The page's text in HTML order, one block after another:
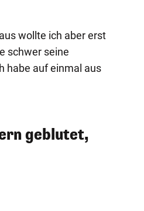
wollte ich aber erst
schwer seine
habe auf einmal aus
geblutet,